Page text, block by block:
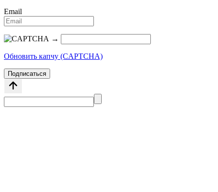
Email
→
Обновить капчу (CAPTCHA)
Подписаться